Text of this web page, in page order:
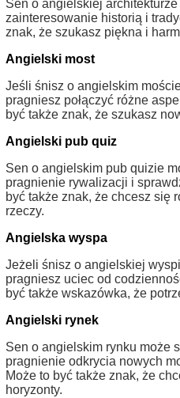
Sen o angielskiej
zainteresowanie historią i
znak, że szukasz piękna i
Angielski most
Jeśli śnisz o angielskim
pragniesz połączyć różne
być także znak, że szukasz
Angielski pub quiz
Sen o angielskim pub quizie
pragnienie rywalizacji i
być także znak, że chcesz się
rzeczy.
Angielska wyspa
Jeżeli śnisz o angielskiej
pragniesz uciec od
być także wskazówka, że
Angielski rynek
Sen o angielskim rynku może
pragnienie odkrycia nowych
Może to być także znak, że
horyzonty.